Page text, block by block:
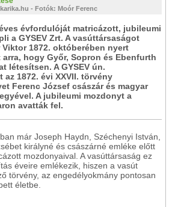
- Fotók: Moór Ferenc
évfordulóját matricázott, jubileumi
a GYSEV Zrt. A vasúttársaságot
1872. októberében nyert
hogy Győr, Sopron és Ebenfurth
létesítsen. A GYSEV ún.
az 1872. évi XXVII. törvény
Ferenc József császár és magyar
A jubileumi mozdonyt a
avatták fel.
már Joseph Haydn, Széchenyi István,
királyné és császárné emléke előtt
mozdonyaival. A vasúttársaság ez
éveire emlékezik, hiszen a vasút
törvény, az engedélyokmány pontosan
életbe.